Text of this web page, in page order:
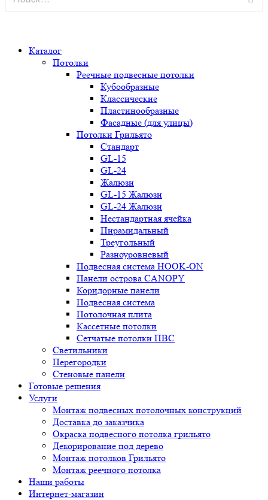
Каталог
Потолки
Реечные подвесные потолки
Кубообразные
Классические
Пластинообразные
Фасадные (для улицы)
Потолки Грильято
Стандарт
GL-15
GL-24
Жалюзи
GL-15 Жалюзи
GL-24 Жалюзи
Нестандартная ячейка
Пирамидальный
Треугольный
Разноуровневый
Подвесная система HOOK-ON
Панели острова CANOPY
Коридорные панели
Подвесная система
Потолочная плита
Кассетные потолки
Сетчатые потолки ПВС
Светильники
Перегородки
Стеновые панели
Готовые решения
Услуги
Монтаж подвесных потолочных конструкций
Доставка до заказчика
Окраска подвесного потолка грильято
Декорирование под дерево
Монтаж потолков Грильято
Монтаж реечного потолка
Наши работы
Интернет-магазин